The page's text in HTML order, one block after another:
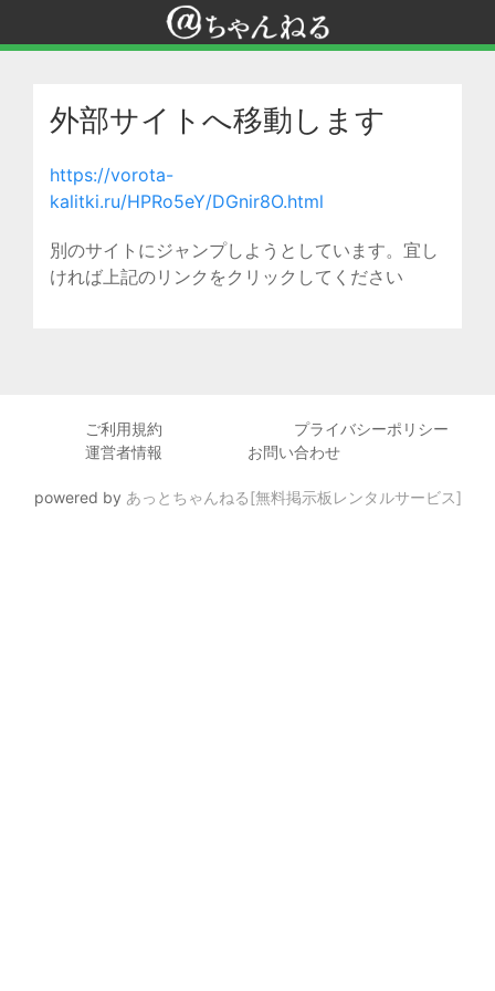
外部サイトへ移動します
https://vorota-
kalitki.ru/HPRo5eY/DGnir8O.html
別のサイトにジャンプしようとしています。宜し
ければ上記のリンクをクリックしてください
ご利用規約
プライバシーポリシー
運営者情報
お問い合わせ
powered by あっとちゃんねる[無料掲示板レンタルサービス]